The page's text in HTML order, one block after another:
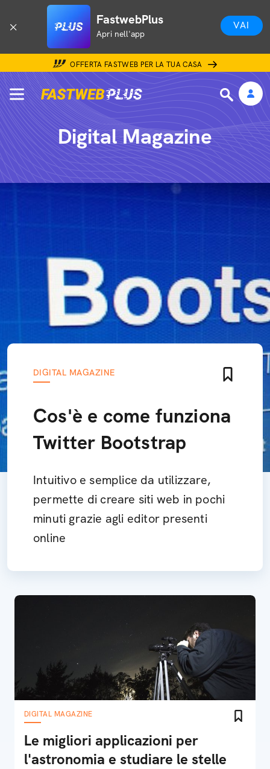
FastwebPlus
Apri nell'app
VAI
OFFERTA FASTWEB PER LA TUA CASA
Digital Magazine
DIGITAL MAGAZINE
Cos'è e come funziona
Twitter Bootstrap
Intuitivo e semplice da utilizzare,
permette di creare siti web in pochi
minuti grazie agli editor presenti
online
DIGITAL MAGAZINE
Le migliori applicazioni per
l'astronomia e studiare le stelle